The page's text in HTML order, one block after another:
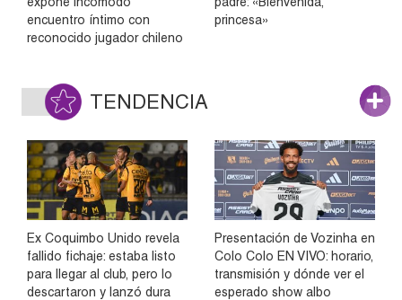
encuentro íntimo con
reconocido jugador chileno
princesa»
TENDENCIA
Ex Coquimbo Unido revela
fallido fichaje: estaba listo
para llegar al club, pero lo
descartaron y lanzó dura
Presentación de Vozinha en
Colo Colo EN VIVO: horario,
transmisión y dónde ver el
esperado show albo